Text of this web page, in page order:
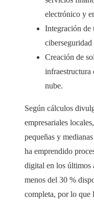
electrónico y
Integración de
Creación de
infraestructura
nube.
Según cálculos
empresariales
pequeñas y
ha emprendido
digital en los últimos
menos del 30 %
completa, por lo que